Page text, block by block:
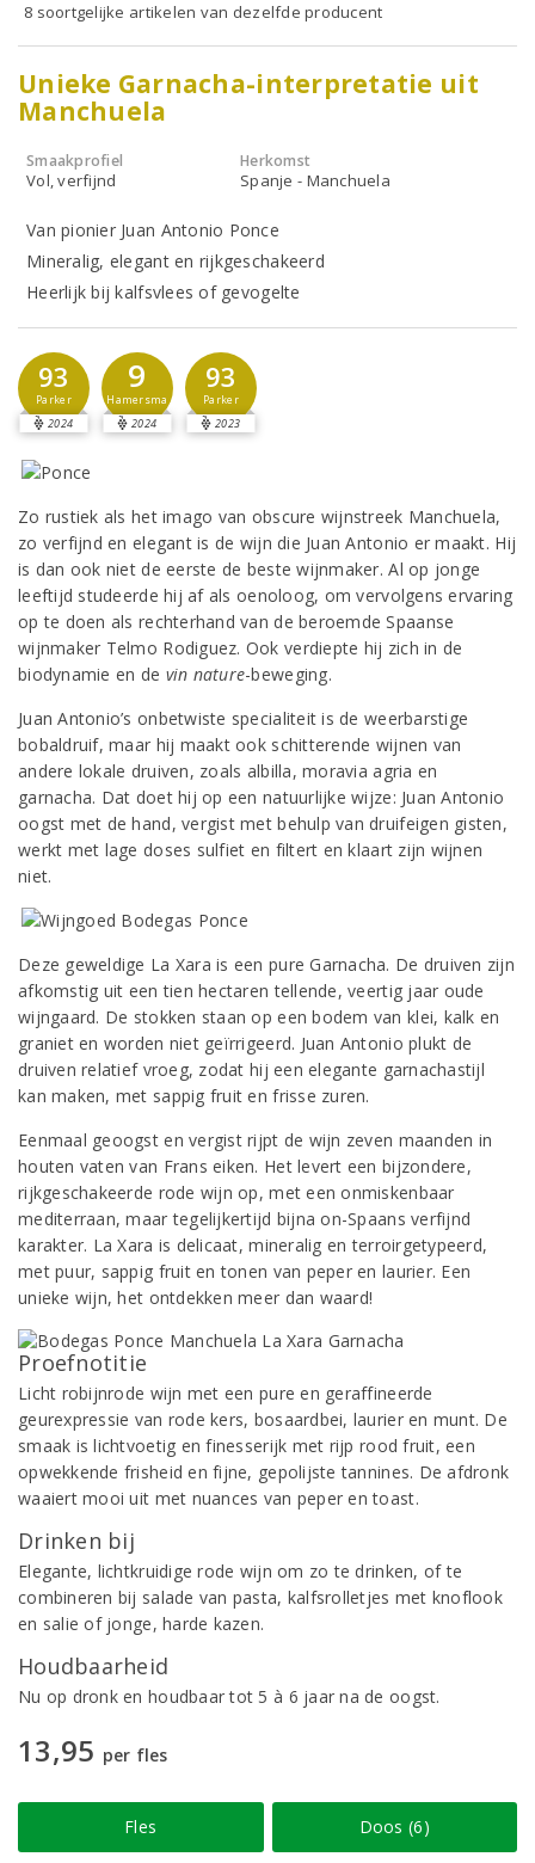
8 soortgelijke artikelen van dezelfde producent
Unieke Garnacha-interpretatie uit
Manchuela
Smaakprofiel
Vol, verfijnd
Herkomst
Spanje - Manchuela
Van pionier Juan Antonio Ponce
Mineralig, elegant en rijkgeschakeerd
Heerlijk bij kalfsvlees of gevogelte
93
Parker
2024
9
Hamersma
2024
93
Parker
2023
Zo rustiek als het imago van obscure wijnstreek Manchuela,
zo verfijnd en elegant is de wijn die Juan Antonio er maakt. Hij
is dan ook niet de eerste de beste wijnmaker. Al op jonge
leeftijd studeerde hij af als oenoloog, om vervolgens ervaring
op te doen als rechterhand van de beroemde Spaanse
wijnmaker Telmo Rodiguez. Ook verdiepte hij zich in de
biodynamie en de vin nature-beweging.
Juan Antonio’s onbetwiste specialiteit is de weerbarstige
bobaldruif, maar hij maakt ook schitterende wijnen van
andere lokale druiven, zoals albilla, moravia agria en
garnacha. Dat doet hij op een natuurlijke wijze: Juan Antonio
oogst met de hand, vergist met behulp van druifeigen gisten,
werkt met lage doses sulfiet en filtert en klaart zijn wijnen
niet.
Deze geweldige La Xara is een pure Garnacha. De druiven zijn
afkomstig uit een tien hectaren tellende, veertig jaar oude
wijngaard. De stokken staan op een bodem van klei, kalk en
graniet en worden niet geïrrigeerd. Juan Antonio plukt de
druiven relatief vroeg, zodat hij een elegante garnachastijl
kan maken, met sappig fruit en frisse zuren.
Eenmaal geoogst en vergist rijpt de wijn zeven maanden in
houten vaten van Frans eiken. Het levert een bijzondere,
rijkgeschakeerde rode wijn op, met een onmiskenbaar
mediterraan, maar tegelijkertijd bijna on-Spaans verfijnd
karakter. La Xara is delicaat, mineralig en terroirgetypeerd,
met puur, sappig fruit en tonen van peper en laurier. Een
unieke wijn, het ontdekken meer dan waard!
Proefnotitie
Licht robijnrode wijn met een pure en geraffineerde
geurexpressie van rode kers, bosaardbei, laurier en munt. De
smaak is lichtvoetig en finesserijk met rijp rood fruit, een
opwekkende frisheid en fijne, gepolijste tannines. De afdronk
waaiert mooi uit met nuances van peper en toast.
Drinken bij
Elegante, lichtkruidige rode wijn om zo te drinken, of te
combineren bij salade van pasta, kalfsrolletjes met knoflook
en salie of jonge, harde kazen.
Houdbaarheid
Nu op dronk en houdbaar tot 5 à 6 jaar na de oogst.
13,95 per fles
Fles Doos (6)